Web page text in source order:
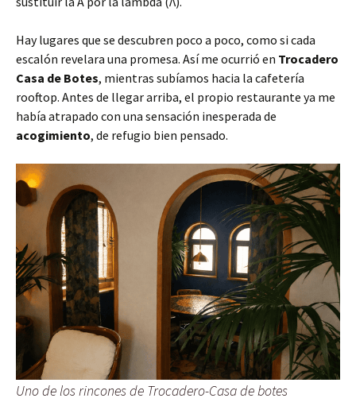
Hay lugares que se descubren poco a poco, como si cada
escalón revelara una promesa. Así me ocurrió en Trocadero
Casa de Botes, mientras subíamos hacia la cafetería
rooftop. Antes de llegar arriba, el propio restaurante ya me
había atrapado con una sensación inesperada de
acogimiento, de refugio bien pensado.
Uno de los rincones de Trocadero-Casa de botes